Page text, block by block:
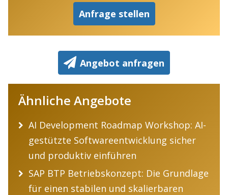
Anfrage stellen
Angebot anfragen
Ähnliche Angebote
AI Development Roadmap Workshop: AI-
gestützte Softwareentwicklung sicher
und produktiv einführen
SAP BTP Betriebskonzept: Die Grundlage
für einen stabilen und skalierbaren